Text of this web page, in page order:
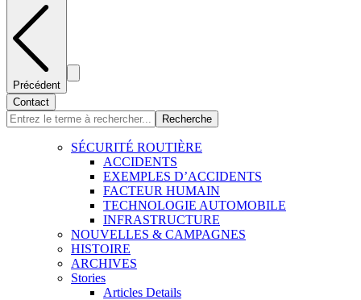
Précédent
Contact
Recherche
SÉCURITÉ ROUTIÈRE
ACCIDENTS
EXEMPLES D’ACCIDENTS
FACTEUR HUMAIN
TECHNOLOGIE AUTOMOBILE
INFRASTRUCTURE
NOUVELLES & CAMPAGNES
HISTOIRE
ARCHIVES
Stories
Articles Details